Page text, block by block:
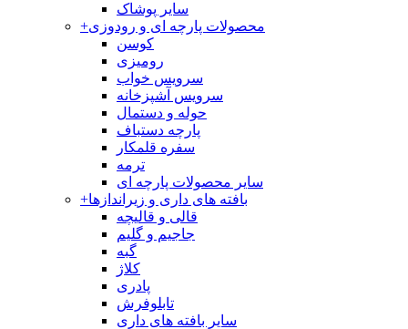
سایر پوشاک
+محصولات پارچه ای و رودوزی
کوسن
رومیزی
سرویس خواب
سرویس آشپزخانه
حوله و دستمال
پارچه دستباف
سفره قلمکار
ترمه
سایر محصولات پارچه ای
+بافته های داری و زیراندازها
قالی و قالیچه
جاجیم و گلیم
گبه
کلاژ
پادری
تابلوفرش
سایر بافته های داری